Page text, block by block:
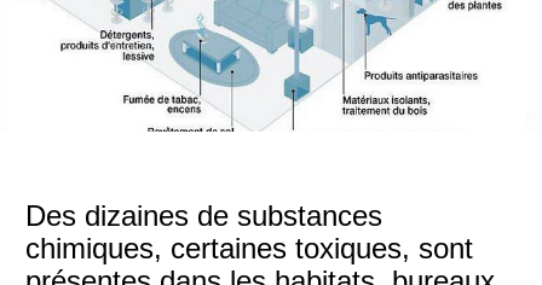
Des dizaines de substances
chimiques, certaines toxiques, sont